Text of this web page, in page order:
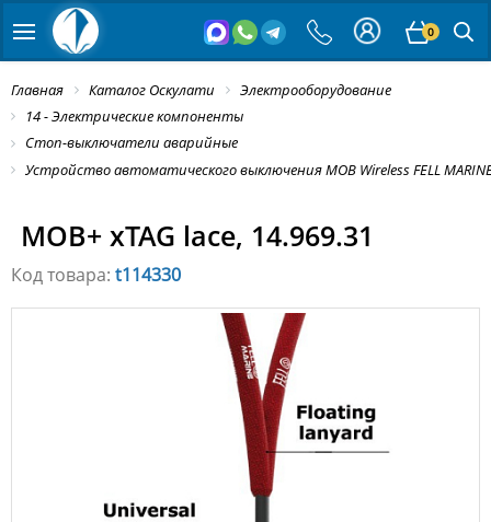
0
Главная Каталог Оскулати
Электрооборудование
14 - Электрические компоненты
Стоп-выключатели аварийные
Устройство автоматического выключения MOB Wireless FELL
MOB+ xTAG lace, 14.969.31
Код товара: t114330